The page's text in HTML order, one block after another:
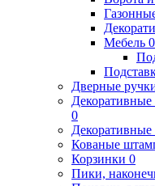
Мебель 0
Дверные
0
Кованые
Корзинки 0
Пики,